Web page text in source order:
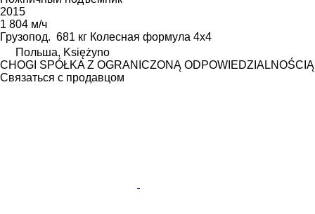
2015
1 804 м/ч
Грузопод. 681 кг Колесная формула 4x4
Польша, Księżyno
CHOGI SPÓŁKA Z OGRANICZONĄ ODPOWIEDZIALNOŚCIĄ
Связаться с продавцом